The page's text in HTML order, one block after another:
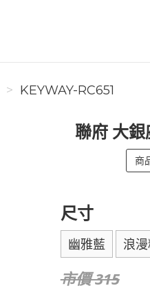
KEYWAY-RC651
聯府 大銀
商
尺寸
幽雅藍 浪
市價 315